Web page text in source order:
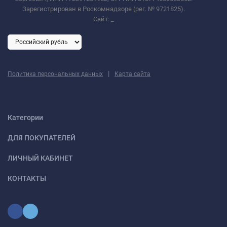
Зарегистрирован в Роскомнадзоре (рег. № 9721825).
Сайт:
Политика персональных данных | Карта сайта
Категории
ДЛЯ ПОКУПАТЕЛЕЙ
ЛИЧНЫЙ КАБИНЕТ
КОНТАКТЫ